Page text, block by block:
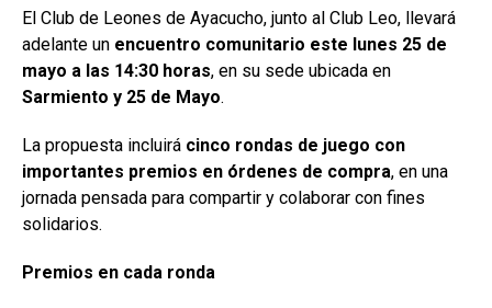
El Club de Leones de Ayacucho, junto al Club Leo, llevará
adelante un encuentro comunitario este lunes 25 de
mayo a las 14:30 horas, en su sede ubicada en
Sarmiento y 25 de Mayo.
La propuesta incluirá cinco rondas de juego con
importantes premios en órdenes de compra, en una
jornada pensada para compartir y colaborar con fines
solidarios.
Premios en cada ronda